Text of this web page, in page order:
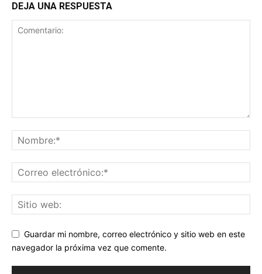
DEJA UNA RESPUESTA
Guardar mi nombre, correo electrónico y sitio web en este
navegador la próxima vez que comente.